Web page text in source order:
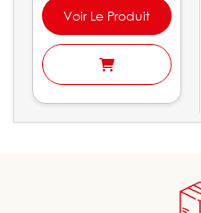
Voir Le Produit